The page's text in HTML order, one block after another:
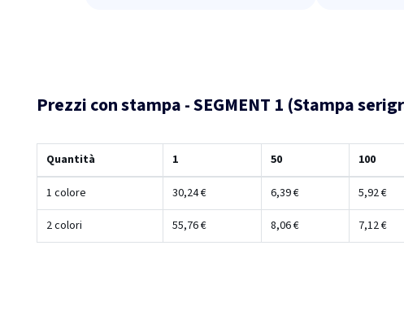
Prezzi con stampa - SEGMENT 1 (Stampa
Quantità 1 50 100
1 colore 30,24 € 6,39 € 5,92 €
2 colori
55,76 € 8,06 € 7,12 €